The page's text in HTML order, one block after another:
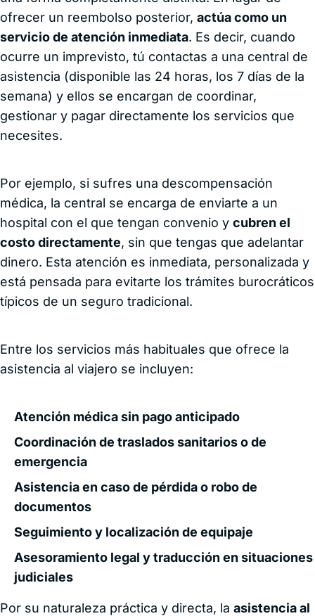
ofrecer un reembolso posterior, actúa como un
servicio de atención inmediata. Es decir, cuando
ocurre un imprevisto, tú contactas a una central de
asistencia (disponible las 24 horas, los 7 días de la
semana) y ellos se encargan de coordinar,
gestionar y pagar directamente los servicios que
necesites.
Por ejemplo, si sufres una descompensación
médica, la central se encarga de enviarte a un
hospital con el que tengan convenio y cubren el
costo directamente, sin que tengas que adelantar
dinero. Esta atención es inmediata, personalizada y
está pensada para evitarte los trámites burocráticos
típicos de un seguro tradicional.
Entre los servicios más habituales que ofrece la
asistencia al viajero se incluyen:
Atención médica sin pago anticipado
Coordinación de traslados sanitarios o de
emergencia
Asistencia en caso de pérdida o robo de
documentos
Seguimiento y localización de equipaje
Asesoramiento legal y traducción en situaciones
judiciales
Por su naturaleza práctica y directa, la asistencia al